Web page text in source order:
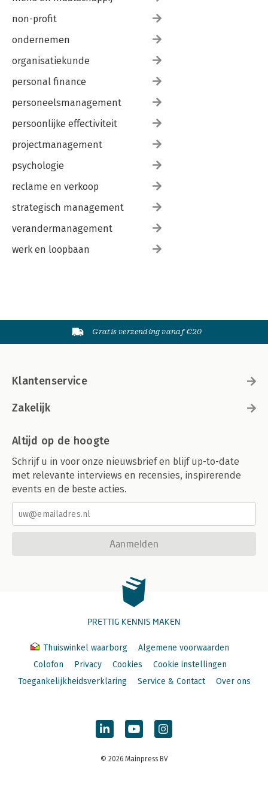
non-profit
ondernemen
organisatiekunde
personal finance
personeelsmanagement
persoonlijke effectiviteit
projectmanagement
psychologie
reclame en verkoop
strategisch management
verandermanagement
werk en loopbaan
Gratis verzending vanaf €20
Klantenservice
Zakelijk
Altijd op de hoogte
Schrijf u in voor onze nieuwsbrief en blijf up-to-date
met relevante interviews en recensies, inspirerende
events en de beste acties.
Aanmelden
PRETTIG KENNIS MAKEN
Thuiswinkel waarborg
Algemene voorwaarden
Colofon
Privacy Cookies
Cookie instellingen
Toegankelijkheidsverklaring
Service & Contact Over ons
© 2026 Mainpress BV